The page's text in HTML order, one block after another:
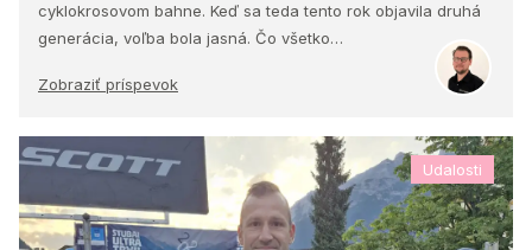
cyklokrosovom bahne. Keď sa teda tento rok objavila druhá
generácia, voľba bola jasná. Čo všetko…
Zobraziť príspevok
Udalosti